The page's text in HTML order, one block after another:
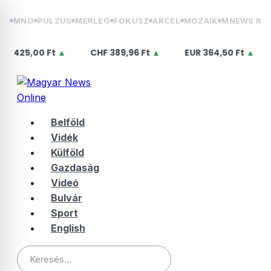
MNO PULZUS MÉRLEG FÓKUSZ ARCÉL MOZAIK MNEWS
Ft ▲ CHF 389,96 Ft▲ EUR 364,50 Ft▲ USD
Belföld
Vidék
Külföld
Gazdaság
Videó
Bulvár
Sport
English
Keresés: